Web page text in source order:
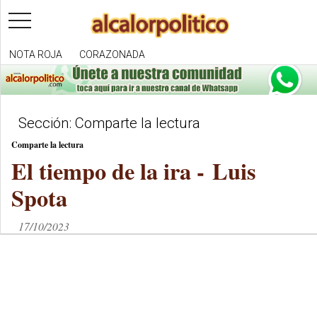
toggle
navigation
NOTA ROJA CORAZONADA
Sección: Comparte la lectura
Comparte la lectura
El tiempo de la ira - Luis
Spota
17/10/2023